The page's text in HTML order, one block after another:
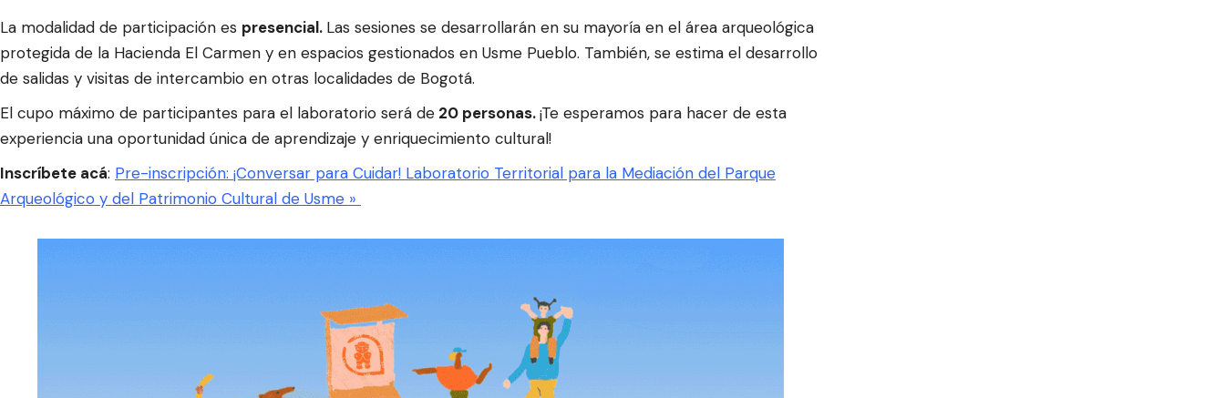
La modalidad de participación es presencial. Las sesiones se desarrollarán en su mayoría en el área arqueológica
protegida de la Hacienda El Carmen y en espacios gestionados en Usme Pueblo. También, se estima el desarrollo
de salidas y visitas de intercambio en otras localidades de Bogotá.
El cupo máximo de participantes para el laboratorio será de 20 personas.¡Te esperamos para hacer de esta
experiencia una oportunidad única de aprendizaje y enriquecimiento cultural!
Inscríbete acá: Pre-inscripción: ¡Conversar para Cuidar! Laboratorio Territorial para la Mediación del Parque
Arqueológico y del Patrimonio Cultural de Usme »